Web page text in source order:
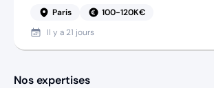
Paris
100-120K€
Il y a 21 jours
Nos expertises